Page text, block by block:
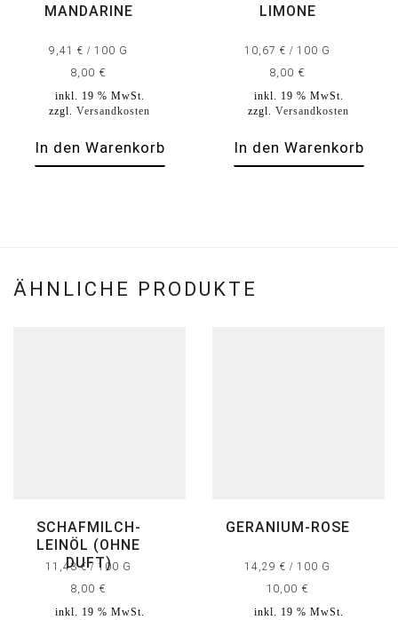
MANDARINE
9,41 € / 100 G
8,00 €
inkl. 19 % MwSt.
zzgl. Versandkosten
In den Warenkorb
LIMONE
10,67 € / 100 G
8,00 €
inkl. 19 % MwSt.
zzgl. Versandkosten
In den Warenkorb
ÄHNLICHE PRODUKTE
SCHAFMILCH-
LEINÖL (OHNE
DUFT)
11,43€/ 100 G
8,00 €
inkl. 19 % MwSt.
GERANIUM-ROSE
14,29 € / 100 G
10,00 €
inkl. 19 % MwSt.